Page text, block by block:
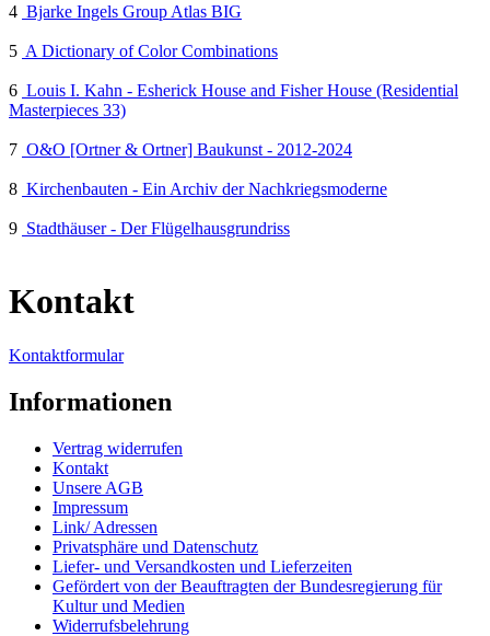
4 Bjarke Ingels Group Atlas BIG
5 A Dictionary of Color Combinations
6 Louis I. Kahn - Esherick House and Fisher House (Residential
Masterpieces 33)
7 O&O [Ortner & Ortner] Baukunst - 2012-2024
8 Kirchenbauten - Ein Archiv der Nachkriegsmoderne
9 Stadthäuser - Der Flügelhausgrundriss
Kontakt
Kontaktformular
Informationen
Vertrag widerrufen
Kontakt
Unsere AGB
Impressum
Link/ Adressen
Privatsphäre und Datenschutz
Liefer- und Versandkosten und Lieferzeiten
Gefördert von der Beauftragten der Bundesregierung für
Kultur und Medien
Widerrufsbelehrung